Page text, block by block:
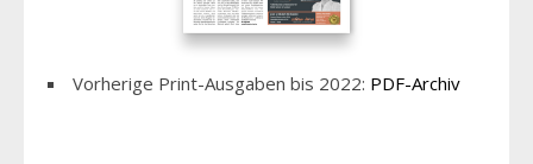
Vorherige Print-Ausgaben bis 2022: PDF-Archiv